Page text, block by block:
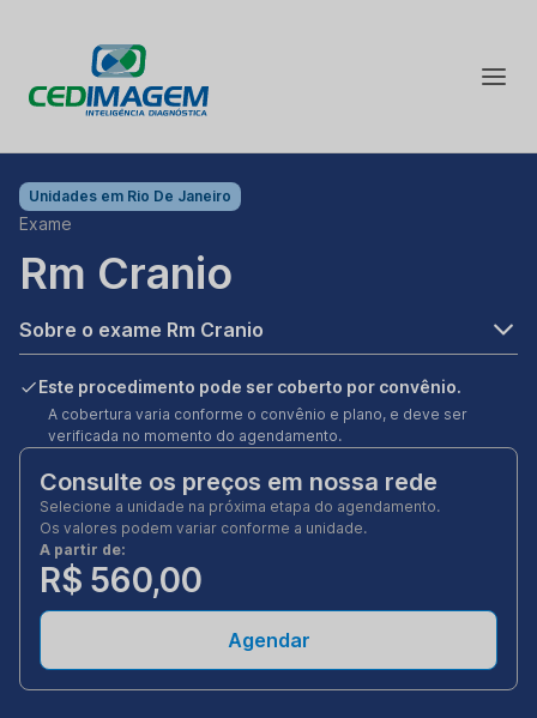
Unidades em Rio De Janeiro
Exame
Rm Cranio
Sobre o exame Rm Cranio
Este procedimento pode ser coberto por convênio.
A cobertura varia conforme o convênio e plano, e deve ser
verificada no momento do agendamento.
Consulte os preços em nossa rede
Selecione a unidade na próxima etapa do agendamento.
Os valores podem variar conforme a unidade.
A partir de:
R$ 560,00
Agendar